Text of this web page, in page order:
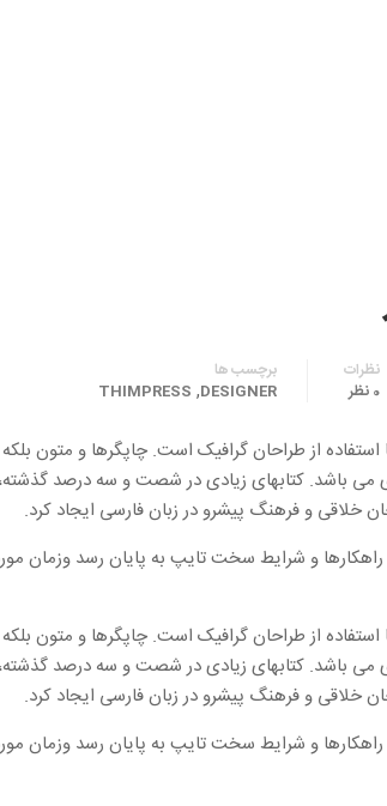
نظرات
0 نظر
برچسب ها
DESIGNER
,
THIMPRESS
از طراحان گرافیک است. چاپگرها و متون
می باشد. کتابهای زیادی در شصت و سه درصد
خلاقی و فرهنگ پیشرو در زبان فارسی ایجاد کرد.
و شرایط سخت تایپ به پایان رسد وزمان
از طراحان گرافیک است. چاپگرها و متون
می باشد. کتابهای زیادی در شصت و سه درصد
خلاقی و فرهنگ پیشرو در زبان فارسی ایجاد کرد.
و شرایط سخت تایپ به پایان رسد وزمان